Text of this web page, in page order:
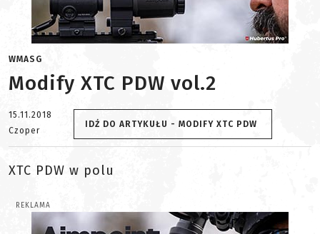
WMASG
Modify XTC PDW vol.2
15.11.2018
Czoper
IDŹ DO ARTYKUŁU - MODIFY XTC PDW
XTC PDW w polu
REKLAMA